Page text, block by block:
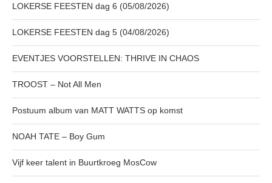
LOKERSE FEESTEN dag 6 (05/08/2026)
LOKERSE FEESTEN dag 5 (04/08/2026)
EVENTJES VOORSTELLEN: THRIVE IN CHAOS
TROOST – Not All Men
Postuum album van MATT WATTS op komst
NOAH TATE – Boy Gum
Vijf keer talent in Buurtkroeg MosCow